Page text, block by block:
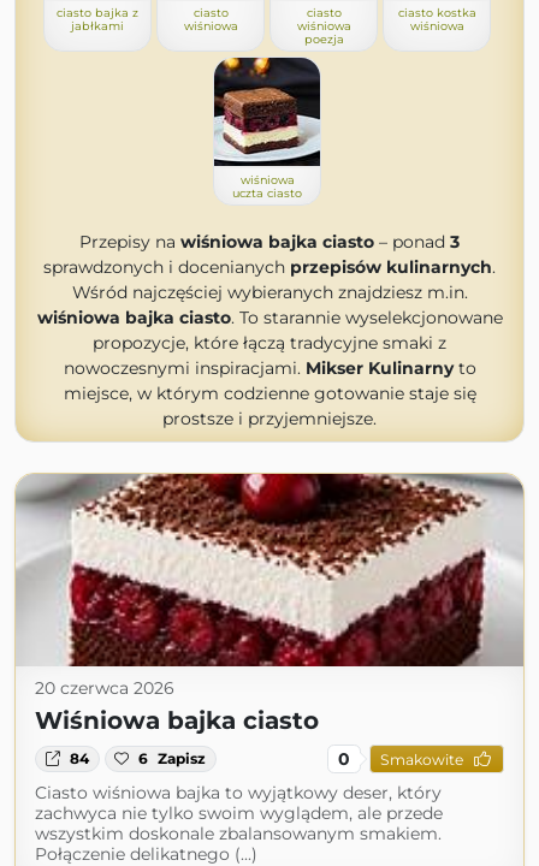
ciasto bajka z
jabłkami
ciasto
wiśniowa
ciasto
wiśniowa
poezja
ciasto kostka
wiśniowa
wiśniowa
uczta ciasto
Przepisy na wiśniowa bajka ciasto – ponad 3
sprawdzonych i docenianych przepisów kulinarnych.
Wśród najczęściej wybieranych znajdziesz m.in.
wiśniowa bajka ciasto. To starannie wyselekcjonowane
propozycje, które łączą tradycyjne smaki z
nowoczesnymi inspiracjami. Mikser Kulinarnyto
miejsce, w którym codzienne gotowanie staje się
prostsze i przyjemniejsze.
20 czerwca 2026
Wiśniowa bajka ciasto
84 6 Zapisz 0 Smakowite
Ciasto wiśniowa bajka to wyjątkowy deser, który
zachwyca nie tylko swoim wyglądem, ale przede
wszystkim doskonale zbalansowanym smakiem.
Połączenie delikatnego (...)